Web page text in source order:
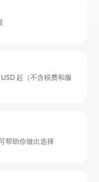
起（不含税费和服
帮助你做出选择